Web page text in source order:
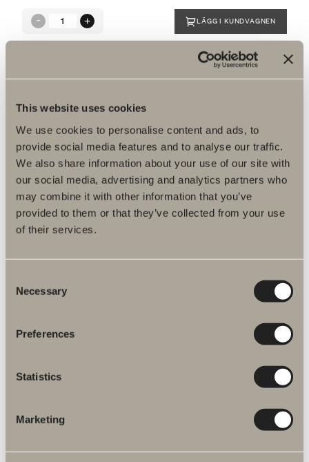
This website uses cookies
We use cookies to personalise content and ads, to
provide social media features and to analyse our traffic.
We also share information about your use of our site with
our social media, advertising and analytics partners who
may combine it with other information that you’ve
provided to them or that they’ve collected from your use
of their services.
Selection
Necessary
Preferences
Statistics
Marketing
LÄGG I KUNDVAGNEN
Duschslang slät blyertssvart 150 cm
Art.nr:95124
610,00 kr
LÄGG I KUNDVAGNEN
Produktfakta
Produktbeskrivning
Artikelnummer